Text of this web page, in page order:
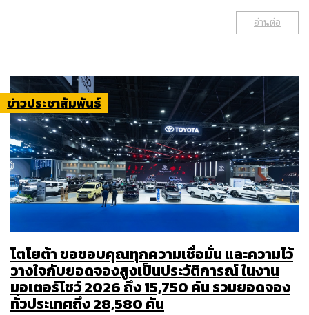
อ่านต่อ
ข่าวประชาสัมพันธ์
โตโยต้า ขอขอบคุณทุกความเชื่อมั่น และความไว้
วางใจกับยอดจองสูงเป็นประวัติการณ์ ในงาน
มอเตอร์โชว์ 2026 ถึง 15,750 คัน รวมยอดจอง
ทั่วประเทศถึง 28,580 คัน